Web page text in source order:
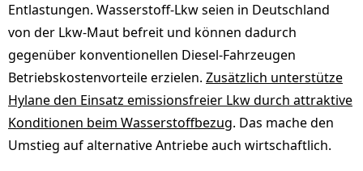
Entlastungen. Wasserstoff-Lkw seien in Deutschland
von der Lkw-Maut befreit und können dadurch
gegenüber konventionellen Diesel-Fahrzeugen
Betriebskostenvorteile erzielen. Zusätzlich unterstütze
Hylane den Einsatz emissionsfreier Lkw durch attraktive
Konditionen beim Wasserstoffbezug. Das mache den
Umstieg auf alternative Antriebe auch wirtschaftlich.